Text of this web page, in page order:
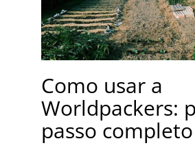
Como usar a
Worldpackers:
passo completo